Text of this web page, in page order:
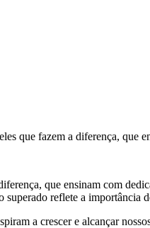
que fazem a diferença, que
que ensinam com
superado reflete a importância
a crescer e alcançar